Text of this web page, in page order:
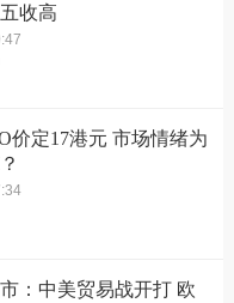
收高
价定17港元 市场情绪为
：中美贸易战开打 欧